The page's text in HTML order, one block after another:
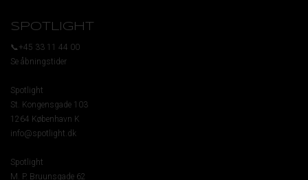
SPOTLIGHT
📞+45 33 11 44 00
Se åbningstider
Spotlight
St. Kongensgade 103
1264 København K
info@spotlight.dk
Spotlight
M. P. Bruunsgade 62